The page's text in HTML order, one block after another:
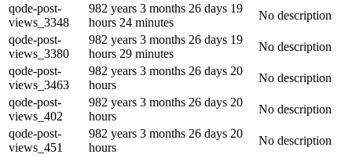
qode-post-
views_3348
982 years 3 months 26 days 19
hours 24 minutes
No description
qode-post-
views_3380
982 years 3 months 26 days 19
hours 29 minutes
No description
qode-post-
views_3463
982 years 3 months 26 days 20
hours
No description
qode-post-
views_402
982 years 3 months 26 days 20
hours
No description
qode-post-
views_451
982 years 3 months 26 days 20
hours
No description